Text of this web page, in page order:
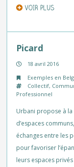
VOIR PLUS
Picard
18 avril 2016
Exemples en
Collectif,
Professionnel
Urbani propose à
d’espaces
échanges entre les
pour favoriser
leurs espaces